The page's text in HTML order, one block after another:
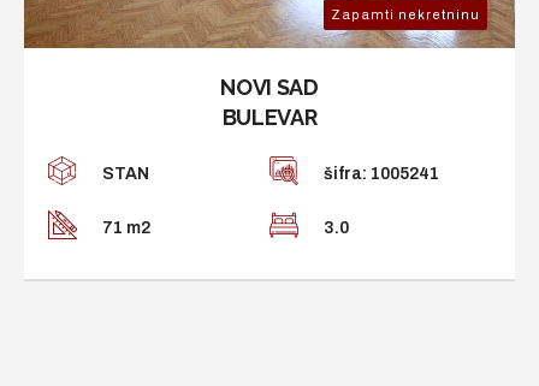
Zapamti nekretninu
NOVI SAD
BULEVAR
STAN šifra: 1005241
71 m2 3.0